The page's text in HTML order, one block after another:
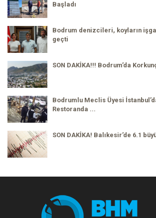
Başladı
Bodrum denizcileri, koyların
geçti
SON DAKİKA!!! Bodrum’da
Bodrumlu Meclis Üyesi
Restoranda ...
SON DAKİKA! Balıkesir’de 6.1